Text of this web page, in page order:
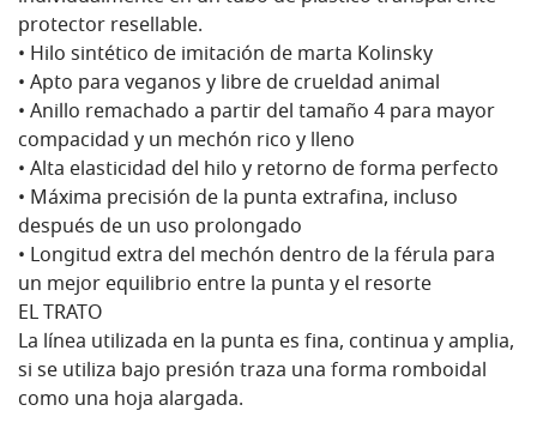
protector resellable.
• Hilo sintético de imitación de marta Kolinsky
• Apto para veganos y libre de crueldad animal
• Anillo remachado a partir del tamaño 4 para mayor
compacidad y un mechón rico y lleno
• Alta elasticidad del hilo y retorno de forma perfecto
• Máxima precisión de la punta extrafina, incluso
después de un uso prolongado
• Longitud extra del mechón dentro de la férula para
un mejor equilibrio entre la punta y el resorte
EL TRATO
La línea utilizada en la punta es fina, continua y amplia,
si se utiliza bajo presión traza una forma romboidal
como una hoja alargada.